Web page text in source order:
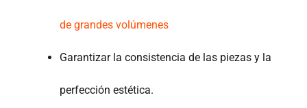
de grandes volúmenes
Garantizar la consistencia de las piezas y la
perfección estética.